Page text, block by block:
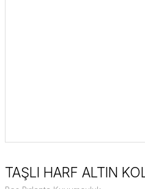
TAŞLI HARF ALTIN